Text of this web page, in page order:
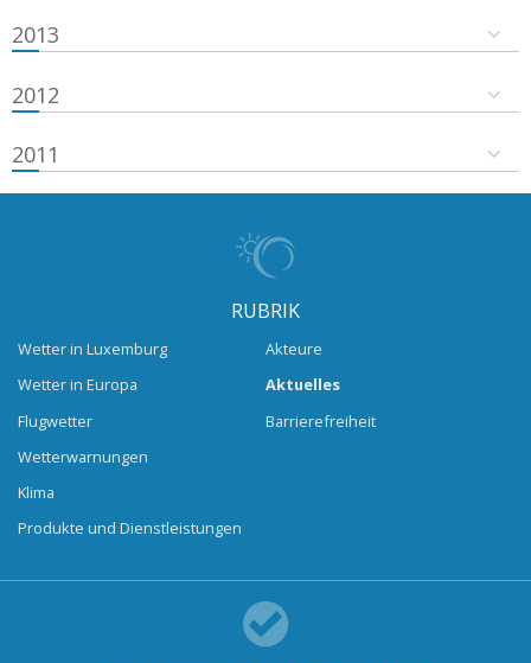
2013
2012
2011
RUBRIK
Wetter in Luxemburg
Wetter in Europa
Flugwetter
Wetterwarnungen
Klima
Produkte und Dienstleistungen
Akteure
Aktuelles
Barrierefreiheit